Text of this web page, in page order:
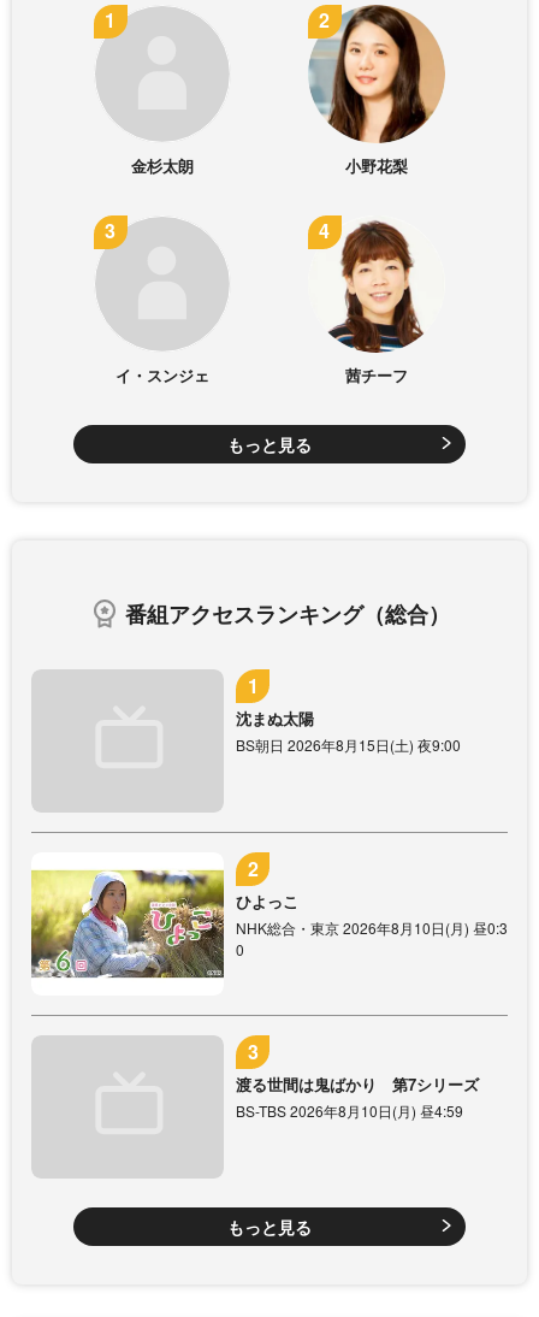
金杉太朗 小野花梨
イ・スンジェ 茜チーフ
もっと見る
番組アクセスランキング（総合）
沈まぬ太陽
BS朝日 2026年8月15日(土) 夜9:00
ひよっこ
NHK総合・東京 2026年8月10日(月) 昼0:3
0
渡る世間は鬼ばかり 第7シリーズ
BS-TBS 2026年8月10日(月) 昼4:59
もっと見る